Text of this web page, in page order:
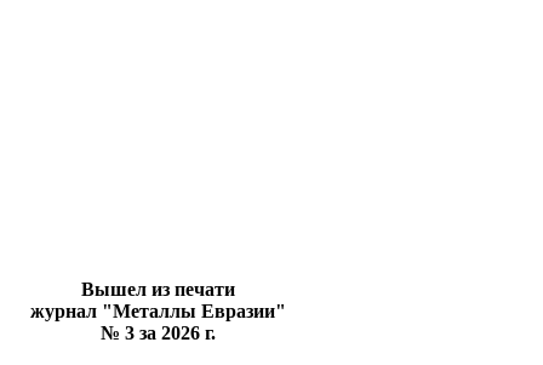
Вышел из печати
журнал "Металлы Евразии"
№ 3 за 2026 г.